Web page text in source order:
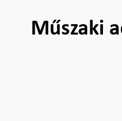
Műszaki